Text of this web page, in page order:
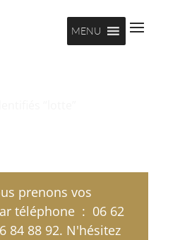
MENU
prenons vos
téléphone : 06 62
84 88 92. N'hésitez